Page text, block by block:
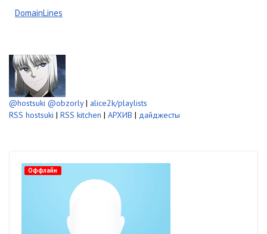
DomainLines
@hostsuki @obzorly| alice2k/playlists
RSS hostsuki | RSS kitchen | АРХИВ | дайджесты
Оффлайн